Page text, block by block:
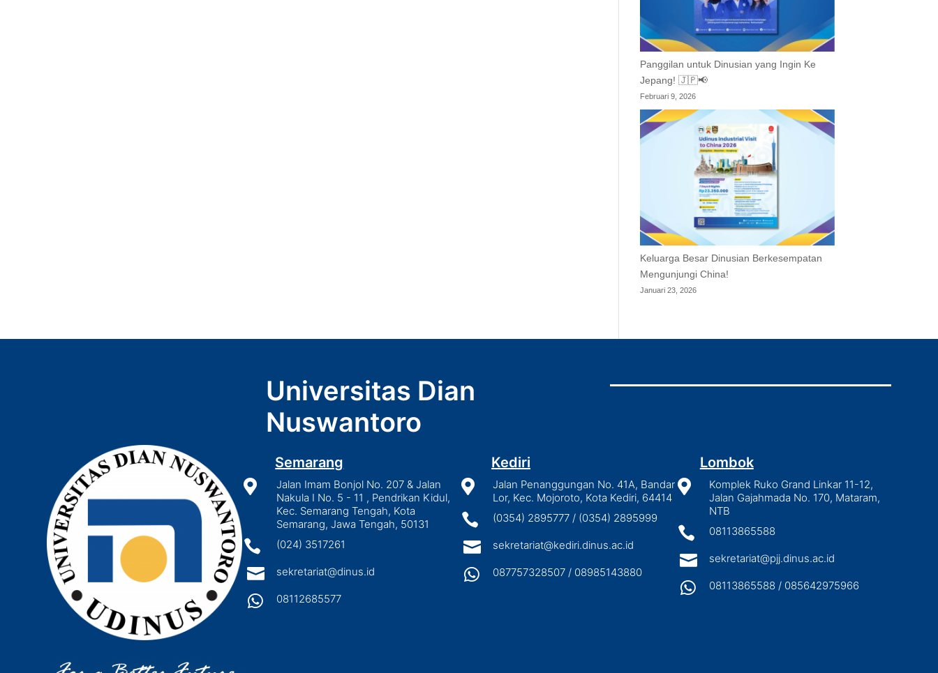
Panggilan untuk Dinusian yang Ingin Ke
Jepang! 🇯🇵📢
Februari 9, 2026
Keluarga Besar Dinusian Berkesempatan
Mengunjungi China!
Januari 23, 2026
Universitas Dian
Nuswantoro
Semarang

Jalan Imam Bonjol No. 207 & Jalan
Nakula I No. 5 - 11 , Pendrikan Kidul,
Kec. Semarang Tengah, Kota
Semarang, Jawa Tengah, 50131
 (024) 3517261
 sekretariat@dinus.id
 08112685577
Kediri

Jalan Penanggungan No. 41A, Bandar
Lor, Kec. Mojoroto, Kota Kediri, 64414
 (0354) 2895777 / (0354) 2895999
 sekretariat@kediri.dinus.ac.id
 087757328507 / 08985143880
Lombok

Komplek Ruko Grand Linkar 11-12,
Jalan Gajahmada No. 170, Mataram,
NTB
 08113865588
 sekretariat@pjj.dinus.ac.id
 08113865588 / 085642975966